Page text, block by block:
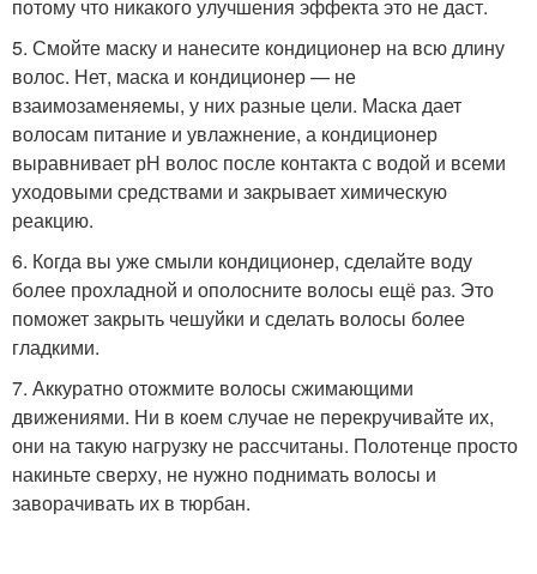
потому что никакого улучшения эффекта это не даст.
5. Смойте маску и нанесите кондиционер на всю длину
волос. Нет, маска и кондиционер — не
взаимозаменяемы, у них разные цели. Маска дает
волосам питание и увлажнение, а кондиционер
выравнивает рН волос после контакта с водой и всеми
уходовыми средствами и закрывает химическую
реакцию.
6. Когда вы уже смыли кондиционер, сделайте воду
более прохладной и ополосните волосы ещё раз. Это
поможет закрыть чешуйки и сделать волосы более
гладкими.
7. Аккуратно отожмите волосы сжимающими
движениями. Ни в коем случае не перекручивайте их,
они на такую нагрузку не рассчитаны. Полотенце просто
накиньте сверху, не нужно поднимать волосы и
заворачивать их в тюрбан.